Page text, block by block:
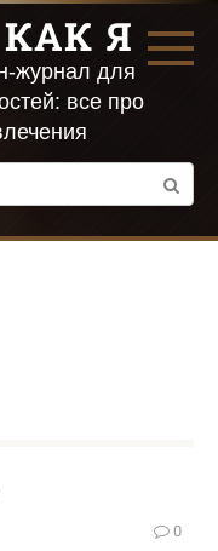
Я
журнал для
все про
0